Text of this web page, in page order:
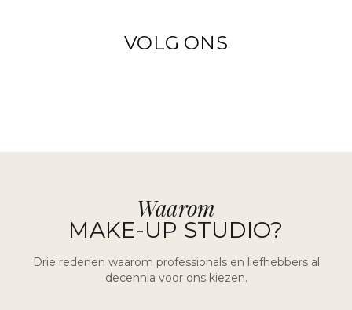
VOLG ONS
Waarom
MAKE-UP STUDIO?
Drie redenen waarom professionals en liefhebbers al
decennia voor ons kiezen.